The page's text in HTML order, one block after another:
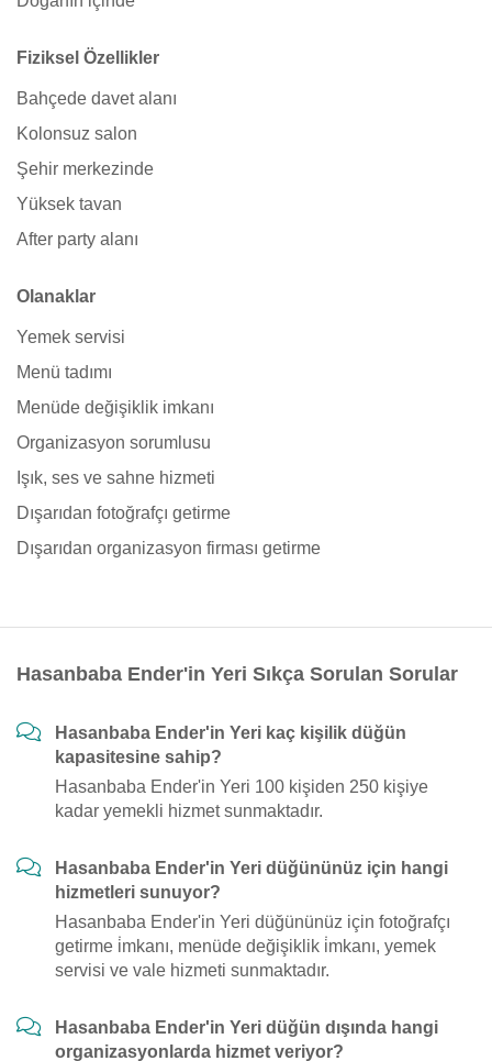
Fiziksel Özellikler
Bahçede davet alanı
Kolonsuz salon
Şehir merkezinde
Yüksek tavan
After party alanı
Olanaklar
Yemek servisi
Menü tadımı
Menüde değişiklik imkanı
Organizasyon sorumlusu
Işık, ses ve sahne hizmeti
Dışarıdan fotoğrafçı getirme
Dışarıdan organizasyon firması getirme
Hasanbaba Ender'in Yeri Sıkça Sorulan Sorular
Hasanbaba Ender'in Yeri kaç kişilik düğün
kapasitesine sahip?
Hasanbaba Ender'in Yeri 100 kişiden 250 kişiye
kadar yemekli hizmet sunmaktadır.
Hasanbaba Ender'in Yeri düğününüz için hangi
hizmetleri sunuyor?
Hasanbaba Ender'in Yeri düğününüz için fotoğrafçı
getirme i̇mkanı, menüde değişiklik i̇mkanı, yemek
servisi ve vale hizmeti sunmaktadır.
Hasanbaba Ender'in Yeri düğün dışında hangi
organizasyonlarda hizmet veriyor?